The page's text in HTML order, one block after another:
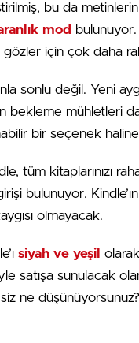
bu da
mod
için çok daha
sonlu değil. Yeni
mühletleri
bir seçenek
tüm kitaplarınızı
bulunuyor.
olmayacak.
siyah ve yeşil
satışa sunulacak
ne